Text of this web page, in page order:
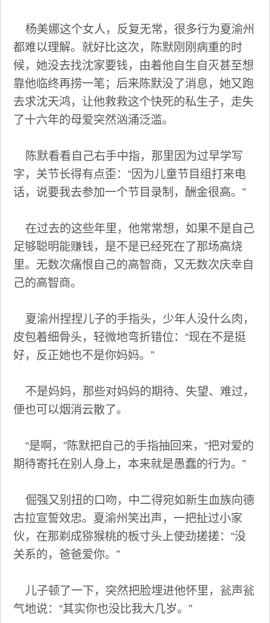
杨美娜这个女人，反复无常，很多行为夏渝州
都难以理解。就好比这次，陈默刚刚病重的时
候，她没去找沈家要钱，由着他自生自灭甚至想
靠他临终再捞一笔；后来陈默没了消息，她又跑
去求沈天鸿，让他救救这个快死的私生子，走失
了十六年的母爱突然汹涌泛滥。
陈默看看自己右手中指，那里因为过早学写
字，关节长得有点歪：“因为儿童节目组打来电
话，说要我去参加一个节目录制，酬金很高。”
在过去的这些年里，他常常想，如果不是自己
足够聪明能赚钱，是不是已经死在了那场高烧
里。无数次痛恨自己的高智商，又无数次庆幸自
己的高智商。
夏渝州捏捏儿子的手指头，少年人没什么肉，
皮包着细骨头，轻微地弯折错位：“现在不是挺
好，反正她也不是你妈妈。”
不是妈妈，那些对妈妈的期待、失望、难过，
便也可以烟消云散了。
“是啊，”陈默把自己的手指抽回来，“把对爱的
期待寄托在别人身上，本来就是愚蠢的行为。”
倔强又别扭的口吻，中二得宛如新生血族向德
古拉宣誓效忠。夏渝州笑出声，一把扯过小家
伙，在那剃成猕猴桃的板寸头上使劲搓搓：“没
关系的，爸爸爱你。”
儿子顿了一下，突然把脸埋进他怀里，瓮声瓮
气地说：“其实你也没比我大几岁。”